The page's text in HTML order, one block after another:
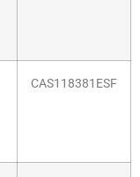
CAS118381ESF